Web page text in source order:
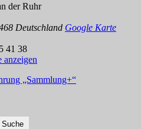
der Ruhr
Deutschland Google Karte
41 38
anzeigen
„Sammlung+“
Suche